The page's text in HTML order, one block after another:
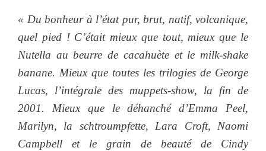
« Du bonheur à l’état pur, brut, natif, volcanique,
quel pied ! C’était mieux que tout, mieux que le
Nutella au beurre de cacahuète et le milk-shake
banane. Mieux que toutes les trilogies de George
Lucas, l’intégrale des muppets-show, la fin de
2001. Mieux que le déhanché d’Emma Peel,
Marilyn, la schtroumpfette, Lara Croft, Naomi
Campbell et le grain de beauté de Cindy